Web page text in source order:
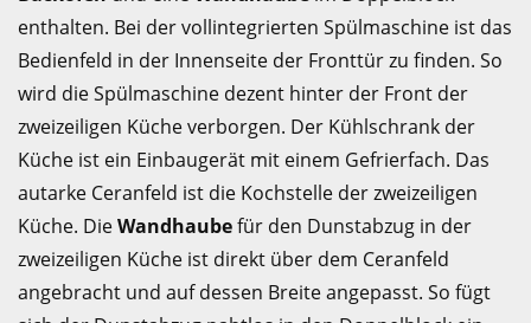
enthalten. Bei der vollintegrierten Spülmaschine ist das
Bedienfeld in der Innenseite der Fronttür zu finden. So
wird die Spülmaschine dezent hinter der Front der
zweizeiligen Küche verborgen. Der Kühlschrank der
Küche ist ein Einbaugerät mit einem Gefrierfach. Das
autarke Ceranfeld ist die Kochstelle der zweizeiligen
Küche. DieWandhaubefür den Dunstabzug in der
zweizeiligen Küche ist direkt über dem Ceranfeld
angebracht und auf dessen Breite angepasst. So fügt